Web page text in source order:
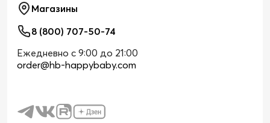
Магазины
8 (800) 707-50-74
Ежедневно с 9:00 до 21:00
order@hb-happybaby.com